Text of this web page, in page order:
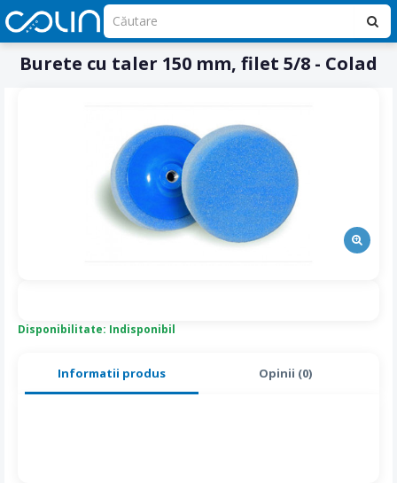
Burete cu taler 150 mm, filet 5/8 - Colad
Informatii produs Opinii (0)
Disponibilitate: Indisponibil